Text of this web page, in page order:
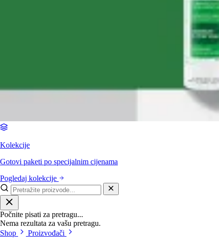
Kolekcije
Gotovi paketi po specijalnim cijenama
Pogledaj kolekcije
Počnite pisati za pretragu...
Nema rezultata za vašu pretragu.
Shop
Proizvođači